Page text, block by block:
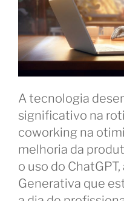
A tecnologia
significativo na
coworking na
melhoria da
o uso do
Generativa que